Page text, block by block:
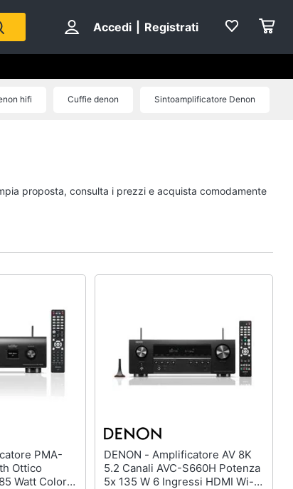
Accedi Registrati
hifi Cuffie denon Sintoamplificatore Denon
proposta, consulta i prezzi e acquista comodamente
Ottico
Watt Colore
DENON - Amplificatore AV 8K
5.2 Canali AVC-S660H Potenza
5x 135 W 6 Ingressi HDMI Wi-Fi